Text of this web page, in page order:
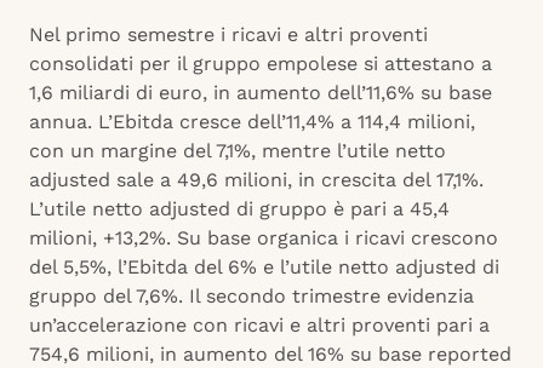
Nel primo semestre i ricavi e altri proventi
consolidati per il gruppo empolese si attestano a
1,6 miliardi di euro, in aumento dell’11,6% su base
annua. L’Ebitda cresce dell’11,4% a 114,4 milioni,
con un margine del 7,1%, mentre l’utile netto
adjusted sale a 49,6 milioni, in crescita del 17,1%.
L’utile netto adjusted di gruppo è pari a 45,4
milioni, +13,2%. Su base organica i ricavi crescono
del 5,5%, l’Ebitda del 6% e l’utile netto adjusted di
gruppo del 7,6%. Il secondo trimestre evidenzia
un’accelerazione con ricavi e altri proventi pari a
754,6 milioni, in aumento del 16% su base reported